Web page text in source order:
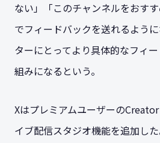
ない」「このチャンネルをおす
でフィードバックを送れるよう
ターにとってより具体的なフィ
組みになるという。
Xはプレミアムユーザーの
イブ配信スタジオ機能を追加し